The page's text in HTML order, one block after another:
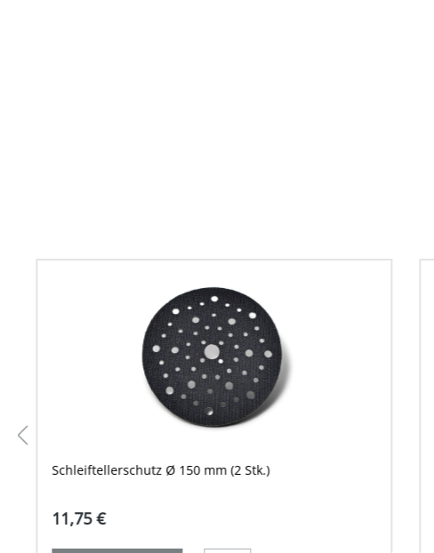
Schleiftellerschutz Ø 150 mm (2 Stk.)
11,75 €